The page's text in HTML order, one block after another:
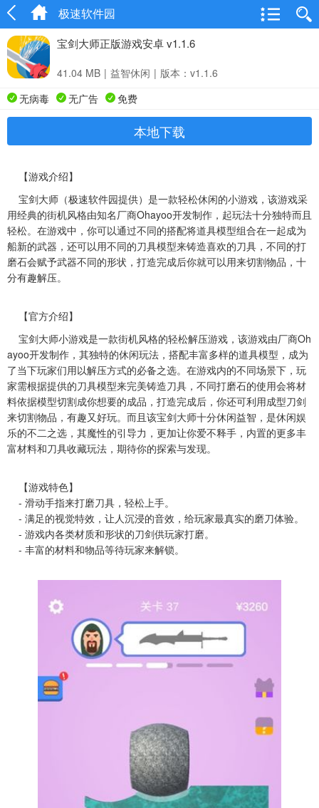
极速软件园
宝剑大师正版游戏安卓 v1.1.6
41.04 MB | 益智休闲 | 版本：v1.1.6
无病毒
无广告 免费
本地下载
【游戏介绍】
宝剑大师（极速软件园提供）是一款轻松休闲的小游戏，该游戏采
用经典的街机风格由知名厂商Ohayoo开发制作，起玩法十分独特而且
轻松。在游戏中，你可以通过不同的搭配将道具模型组合在一起成为
船新的武器，还可以用不同的刀具模型来铸造喜欢的刀具，不同的打
磨石会赋予武器不同的形状，打造完成后你就可以用来切割物品，十
分有趣解压。
【官方介绍】
宝剑大师小游戏是一款街机风格的轻松解压游戏，该游戏由厂商Oh
ayoo开发制作，其独特的休闲玩法，搭配丰富多样的道具模型，成为
了当下玩家们用以解压方式的必备之选。在游戏内的不同场景下，玩
家需根据提供的刀具模型来完美铸造刀具，不同打磨石的使用会将材
料依据模型切割成你想要的成品，打造完成后，你还可利用成型刀剑
来切割物品，有趣又好玩。而且该宝剑大师十分休闲益智，是休闲娱
乐的不二之选，其魔性的引导力，更加让你爱不释手，内置的更多丰
富材料和刀具收藏玩法，期待你的探索与发现。
【游戏特色】
- 滑动手指来打磨刀具，轻松上手。
- 满足的视觉特效，让人沉浸的音效，给玩家最真实的磨刀体验。
- 游戏内各类材质和形状的刀剑供玩家打磨。
- 丰富的材料和物品等待玩家来解锁。